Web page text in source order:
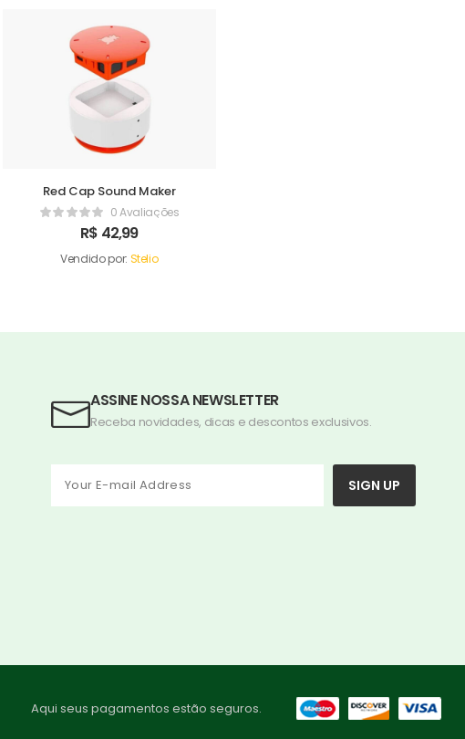
Red Cap Sound Maker
0 Avaliações
R$ 42,99
Vendido por: Stelio
ASSINE NOSSA NEWSLETTER
Receba novidades, dicas e descontos exclusivos.
SIGN UP
Aqui seus pagamentos estão seguros.